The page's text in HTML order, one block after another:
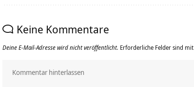
Keine Kommentare
Deine E-Mail-Adresse wird nicht veröffentlicht. Erforderliche Felder sind mit